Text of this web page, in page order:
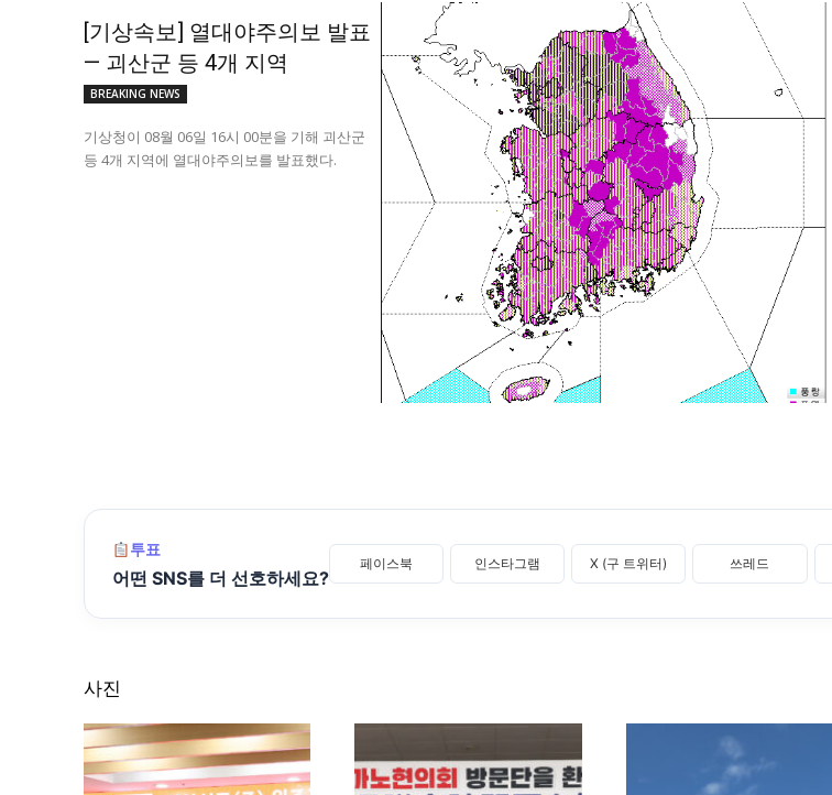
[기상속보] 열대야주의보 발표
— 괴산군 등 4개 지역
BREAKING NEWS
기상청이 08월 06일 16시 00분을 기해 괴산군
등 4개 지역에 열대야주의보를 발표했다.
투표
어떤 SNS를 더 선호하세요?
페이스북 인스타그램 X (구 트위터) 쓰레드
사진